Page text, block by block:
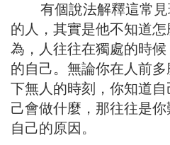
有個說法解釋這常見
的人，其實是他不知道
為，人往往在獨處的時
的自己。無論你在人前
下無人的時刻，你知道
己會做什麼，那往往是
自己的原因。